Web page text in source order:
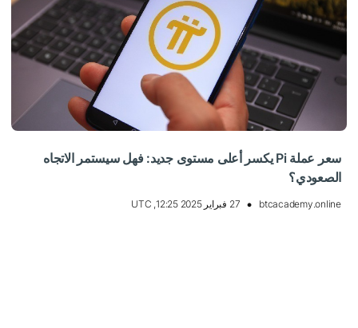
سعر عملة Pi يكسر أعلى مستوى جديد: فهل سيستمر الاتجاه
الصعودي؟
btcacademy.online 27 فبراير 2025 12:25, UTC